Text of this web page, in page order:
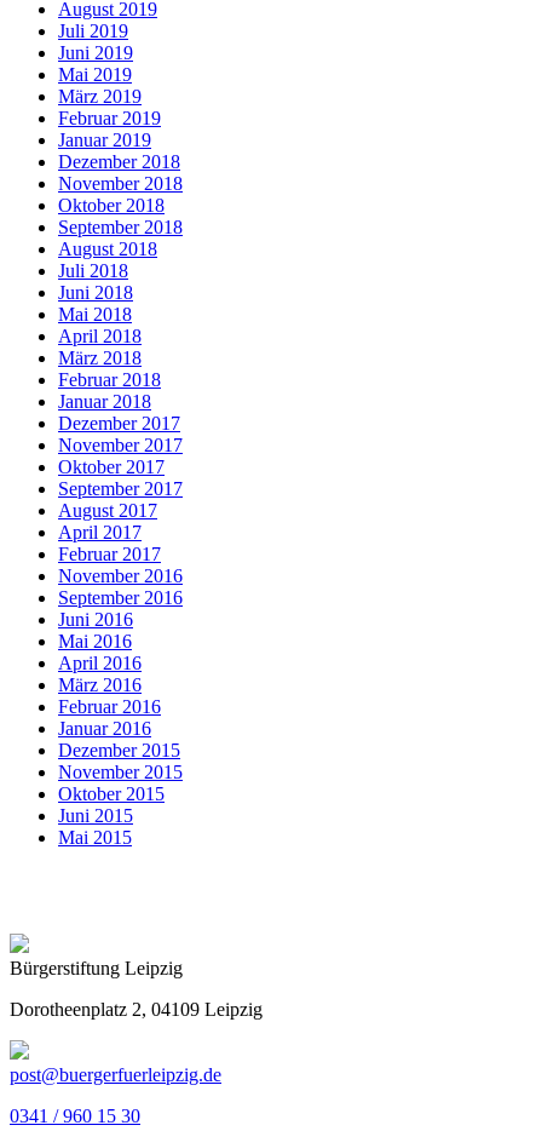
August 2019
Juli 2019
Juni 2019
Mai 2019
März 2019
Februar 2019
Januar 2019
Dezember 2018
November 2018
Oktober 2018
September 2018
August 2018
Juli 2018
Juni 2018
Mai 2018
April 2018
März 2018
Februar 2018
Januar 2018
Dezember 2017
November 2017
Oktober 2017
September 2017
August 2017
April 2017
Februar 2017
November 2016
September 2016
Juni 2016
Mai 2016
April 2016
März 2016
Februar 2016
Januar 2016
Dezember 2015
November 2015
Oktober 2015
Juni 2015
Mai 2015
Bürgerstiftung Leipzig
Dorotheenplatz 2, 04109 Leipzig
post@buergerfuerleipzig.de
0341 / 960 15 30